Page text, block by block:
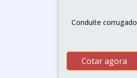
Conduíte corrugado
Cotar agora